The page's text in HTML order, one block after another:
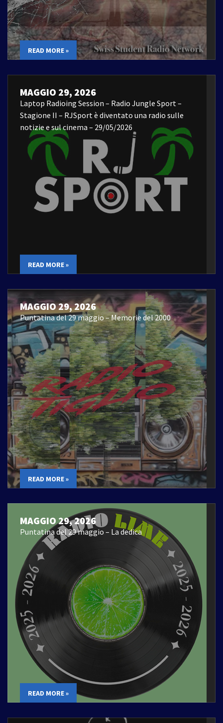
READ MORE »
MAGGIO 29, 2026
Laptop Radioing Session – Radio Jungle Sport –
Stagione II – RJSport è diventato una radio sulle
notizie e sul cinema – 29/05/2026
READ MORE »
MAGGIO 29, 2026
Puntatina del 29 maggio – Memorie del 2000
READ MORE »
MAGGIO 29, 2026
Puntatina del 29 maggio – La dedica
READ MORE »